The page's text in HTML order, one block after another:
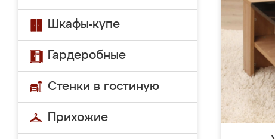
Шкафы-купе
Гардеробные
Стенки в гостиную
Прихожие